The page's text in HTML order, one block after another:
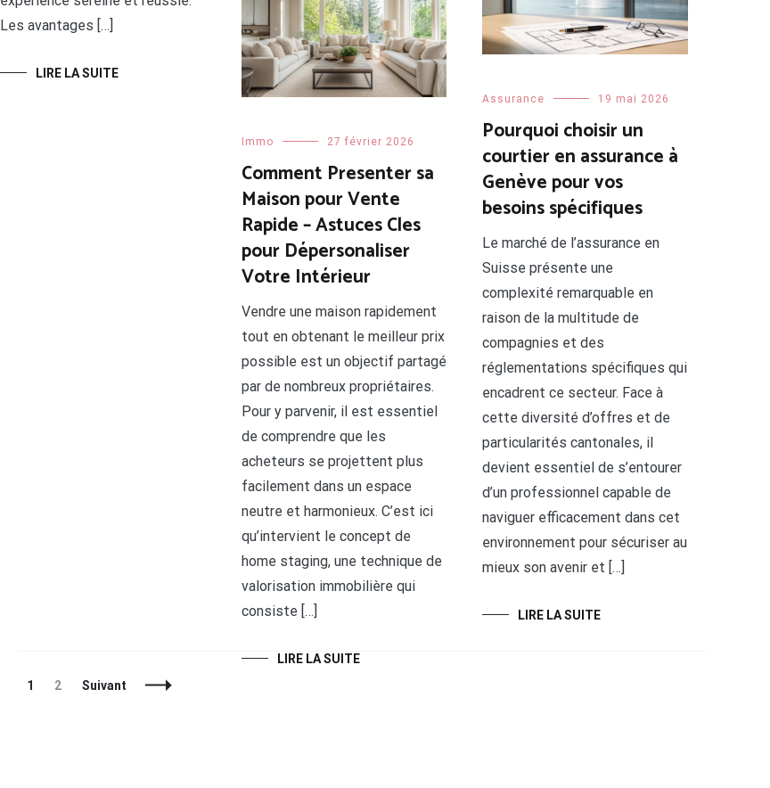
Les avantages […]
LIRE LA SUITE
LIRE LA SUITE
Assurance 19 mai 2026
Pourquoi choisir un
courtier en assurance à
Genève pour vos
besoins spécifiques
Le marché de l’assurance en
Suisse présente une
complexité remarquable en
raison de la multitude de
compagnies et des
réglementations spécifiques qui
encadrent ce secteur. Face à
cette diversité d’offres et de
particularités cantonales, il
devient essentiel de s’entourer
d’un professionnel capable de
naviguer efficacement dans cet
environnement pour sécuriser au
mieux son avenir et […]
LIRE LA SUITE
Immo 27 février 2026
Comment Presenter sa
Maison pour Vente
Rapide – Astuces Cles
pour Dépersonaliser
Votre Intérieur
Vendre une maison rapidement
tout en obtenant le meilleur prix
possible est un objectif partagé
par de nombreux propriétaires.
Pour y parvenir, il est essentiel
de comprendre que les
acheteurs se projettent plus
facilement dans un espace
neutre et harmonieux. C’est ici
qu’intervient le concept de
home staging, une technique de
valorisation immobilière qui
consiste […]
LIRE LA SUITE
Navigation
Page
1 Page
2 Suivant